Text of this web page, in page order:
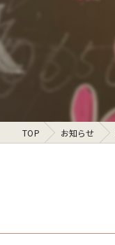
TOP お知らせ